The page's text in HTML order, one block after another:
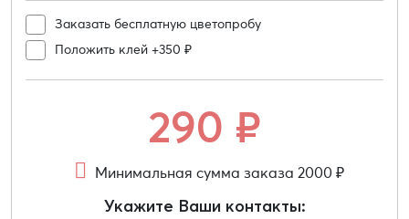
Заказать бесплатную цветопробу
Положить клей +350 ₽
290 ₽
Минимальная сумма заказа 2000 ₽
Укажите Ваши контакты: